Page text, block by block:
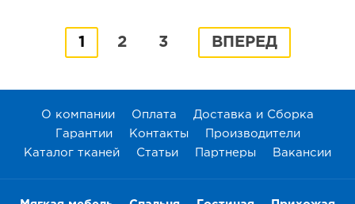
1 2 3 ВПЕРЕД
О компании Оплата
Доставка и Сборка
Гарантии
Контакты
Производители
Каталог тканей
Статьи Партнеры Вакансии